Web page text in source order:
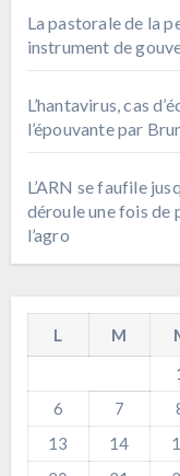
La pastorale de la
instrument de
L’hantavirus, cas
l’épouvante par
L’ARN se faufile
déroule une fois de
l’agro
L M
6
7
13
14